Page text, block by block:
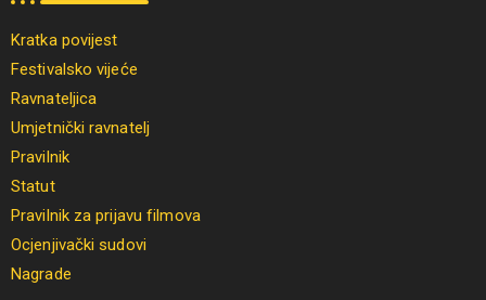
Kratka povijest
Festivalsko vijeće
Ravnateljica
Umjetnički ravnatelj
Pravilnik
Statut
Pravilnik za prijavu filmova
Ocjenjivački sudovi
Nagrade